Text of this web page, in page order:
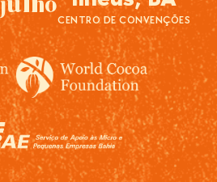
CENTRO DE CONVENÇÕES